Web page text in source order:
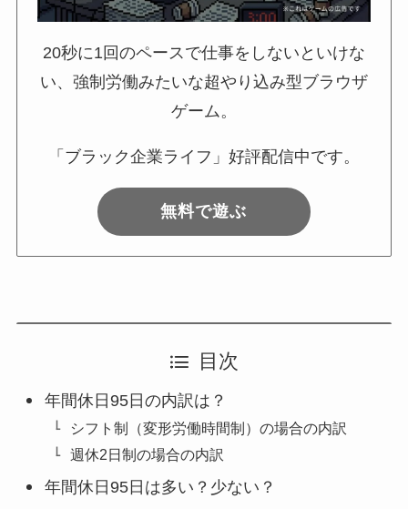
20秒に1回のペースで仕事をしないといけな
い、強制労働みたいな超やり込み型ブラウザ
ゲーム。
「ブラック企業ライフ」好評配信中です。
無料で遊ぶ
目次
年間休日95日の内訳は？
シフト制（変形労働時間制）の場合の内訳
週休2日制の場合の内訳
年間休日95日は多い？少ない？